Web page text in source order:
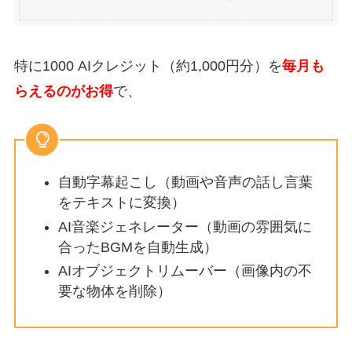
特に1000 AIクレジット（約1,000円分）を毎月も
らえるのがお得で、
自動字幕起こし（動画や音声の話し言葉
をテキストに変換）
AI音楽ジェネレーター（動画の雰囲気に
合ったBGMを自動生成）
AIオブジェクトリムーバー（画像内の不
要な物体を削除）